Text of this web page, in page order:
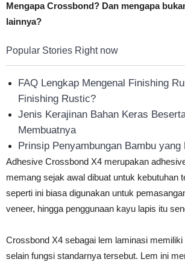
Mengapa Crossbond? Dan mengapa
lainnya?
Popular Stories Right now
FAQ Lengkap Mengenal Finishing
Finishing Rustic?
Jenis Kerajinan Bahan Keras
Membuatnya
Prinsip Penyambungan Bambu yang
Adhesive Crossbond X4 merupakan
memang sejak awal dibuat untuk kebutuhan
seperti ini biasa digunakan untuk
veneer, hingga penggunaan kayu lapis itu
Crossbond X4 sebagai lem laminasi memiliki
selain fungsi standarnya tersebut. Lem ini